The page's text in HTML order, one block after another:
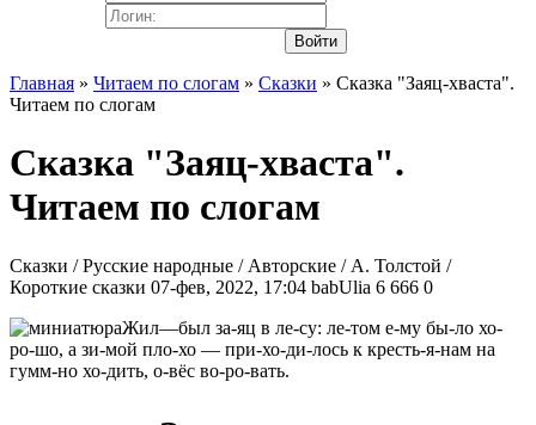
Войти
Главная » Читаем по слогам » Сказки » Сказка "Заяц-хваста".
Читаем по слогам
Сказка "Заяц-хваста".
Читаем по слогам
Сказки / Русские народные / Авторские / А. Толстой /
Короткие сказки 07-фев, 2022, 17:04 babUlia 6 666 0
Жил—был за-яц в ле-су: ле-том е-му бы-ло хо-
ро-шо, а зи-мой пло-хо — при-хо-ди-лось к кресть-я-нам на
гумм-но хо-дить, о-вёс во-ро-вать.